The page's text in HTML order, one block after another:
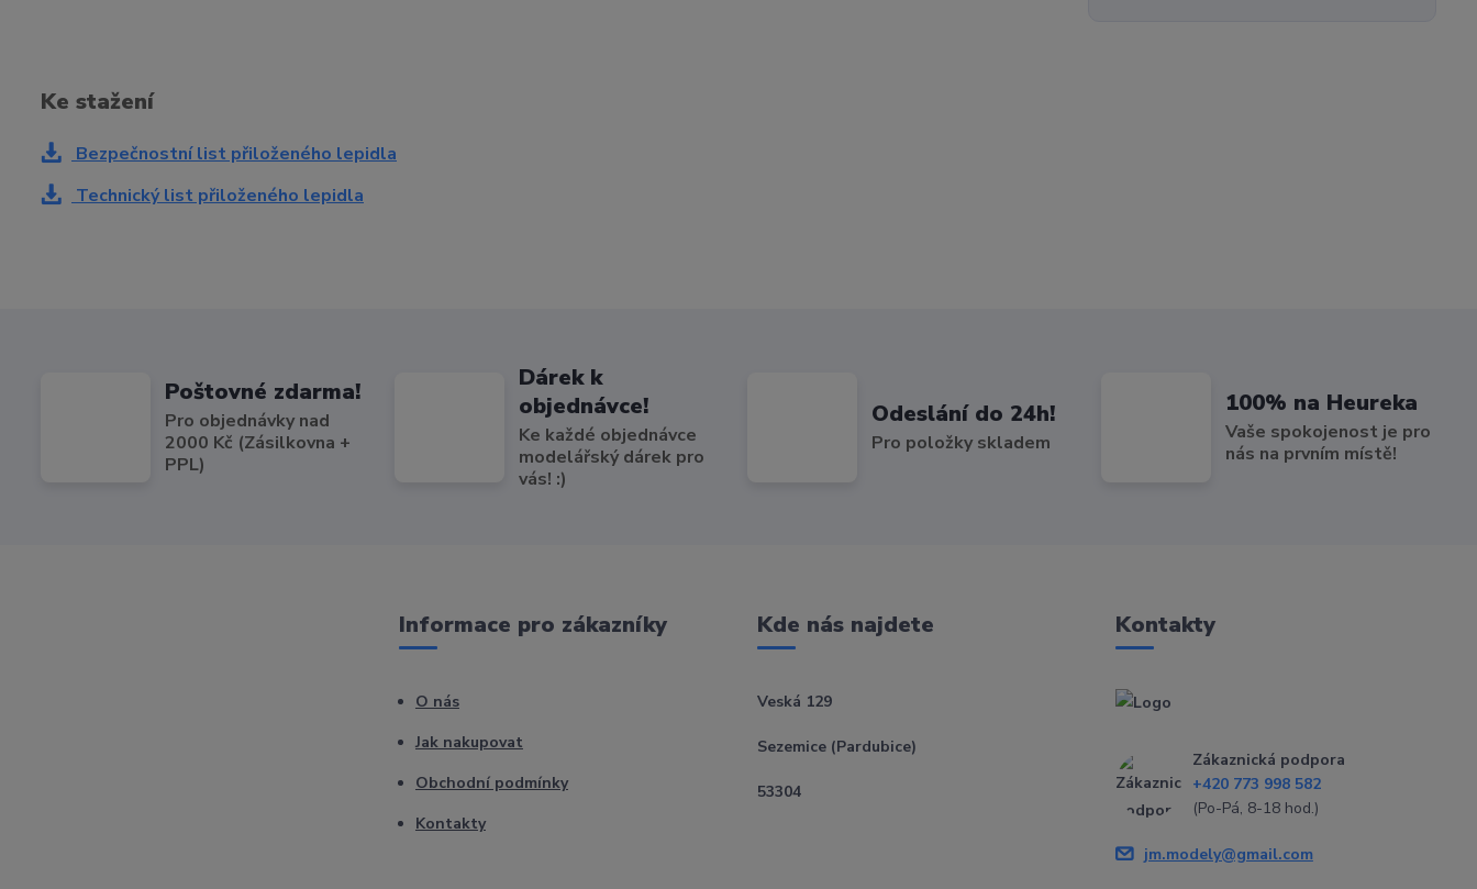
Ke stažení
Bezpečnostní list přiloženého lepidla
Technický list přiloženého lepidla
Poštovné zdarma!
Pro objednávky nad
2000 Kč (Zásilkovna +
PPL)
Dárek k
objednávce!
Ke každé objednávce
modelářský dárek pro
vás! :)
Odeslání do 24h!
Pro položky skladem
100% na Heureka
Vaše spokojenost je pro
nás na prvním místě!
Informace pro zákazníky
O nás
Jak nakupovat
Obchodní podmínky
Kontakty
Kde nás najdete
Veská 129
Sezemice (Pardubice)
53304
Kontakty
Zákaznická podpora
+420 773 998 582
(Po-Pá, 8-18 hod.)
jm.modely@gmail.com